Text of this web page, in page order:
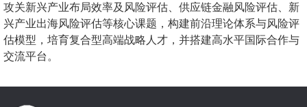
攻关新兴产业布局效率及风险评估、供应链金融风险评估、新
兴产业出海风险评估等核心课题，构建前沿理论体系与风险评
估模型，培育复合型高端战略人才，并搭建高水平国际合作与
交流平台。